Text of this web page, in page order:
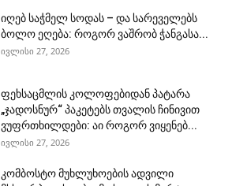
იღებ საჭმელ სოდას – და სარეველებს
ბოლო ეღება: როგორ ვაშრობ ჭანგასა...
ივლისი 27, 2026
ფეხსაცმლის კოლოფებიდან პატარა
„ჯადოსნურ“ პაკეტებს თვალის ჩინივით
ვუფრთხილდები: აი როგორ ვიყენებ...
ივლისი 27, 2026
კომბოსტო მუხლუხოების ადვილი